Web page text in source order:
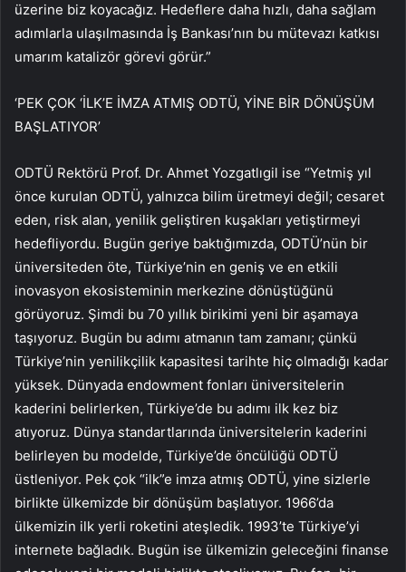
üzerine biz koyacağız. Hedeflere daha hızlı, daha sağlam
adımlarla ulaşılmasında İş Bankası’nın bu mütevazı katkısı
umarım katalizör görevi görür.”
‘PEK ÇOK ‘İLK’E İMZA ATMIŞ ODTÜ, YİNE BİR DÖNÜŞÜM
BAŞLATIYOR’
ODTÜ Rektörü Prof. Dr. Ahmet Yozgatlıgil ise “Yetmiş yıl
önce kurulan ODTÜ, yalnızca bilim üretmeyi değil; cesaret
eden, risk alan, yenilik geliştiren kuşakları yetiştirmeyi
hedefliyordu. Bugün geriye baktığımızda, ODTÜ’nün bir
üniversiteden öte, Türkiye’nin en geniş ve en etkili
inovasyon ekosisteminin merkezine dönüştüğünü
görüyoruz. Şimdi bu 70 yıllık birikimi yeni bir aşamaya
taşıyoruz. Bugün bu adımı atmanın tam zamanı; çünkü
Türkiye’nin yenilikçilik kapasitesi tarihte hiç olmadığı kadar
yüksek. Dünyada endowment fonları üniversitelerin
kaderini belirlerken, Türkiye’de bu adımı ilk kez biz
atıyoruz. Dünya standartlarında üniversitelerin kaderini
belirleyen bu modelde, Türkiye’de öncülüğü ODTÜ
üstleniyor. Pek çok “ilk”e imza atmış ODTÜ, yine sizlerle
birlikte ülkemizde bir dönüşüm başlatıyor. 1966’da
ülkemizin ilk yerli roketini ateşledik. 1993’te Türkiye’yi
internete bağladık. Bugün ise ülkemizin geleceğini finanse